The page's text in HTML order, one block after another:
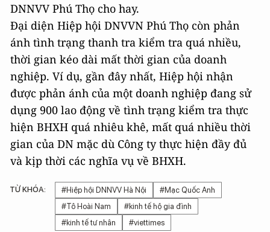
DNNVV Phú Thọ cho hay.
Đại diện Hiệp hội DNVVN Phú Thọ còn phản
ánh tình trạng thanh tra kiểm tra quá nhiều,
thời gian kéo dài mất thời gian của doanh
nghiệp. Ví dụ, gần đây nhất, Hiệp hội nhận
được phản ánh của một doanh nghiệp đang sử
dụng 900 lao động về tình trạng kiểm tra thực
hiện BHXH quá nhiêu khê, mất quá nhiều thời
gian của DN mặc dù Công ty thực hiện đầy đủ
và kịp thời các nghĩa vụ về BHXH.
TỪ KHÓA: #Hiệp hội DNNVV Hà Nội
#Mạc Quốc Anh
#Tô Hoài Nam
#kinh tế hộ gia đình
#kinh tế tư nhân
#viettimes